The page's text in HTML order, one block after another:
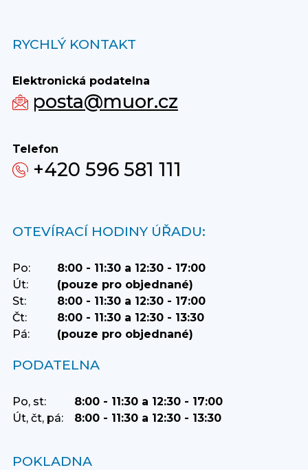
RYCHLÝ KONTAKT
Elektronická podatelna
posta@muor.cz
Telefon
+420 596 581 111
OTEVÍRACÍ HODINY ÚŘADU:
Po:
8:00 - 11:30 a 12:30 - 17:00
Út:
(pouze pro objednané)
St:
8:00 - 11:30 a 12:30 - 17:00
Čt:
8:00 - 11:30 a 12:30 - 13:30
Pá:
(pouze pro objednané)
PODATELNA
Po, st:
8:00 - 11:30 a 12:30 - 17:00
Út, čt, pá:
8:00 - 11:30 a 12:30 - 13:30
POKLADNA